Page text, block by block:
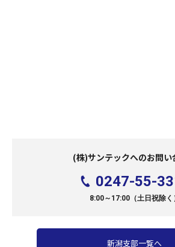
(株)サンテックへのお問い
0247-55-
8:00～17:00（土日祝除く
新潟支部一覧へ